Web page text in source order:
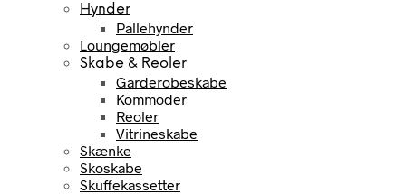
Hynder
Pallehynder
Loungemøbler
Skabe & Reoler
Garderobeskabe
Kommoder
Reoler
Vitrineskabe
Skænke
Skoskabe
Skuffekassetter